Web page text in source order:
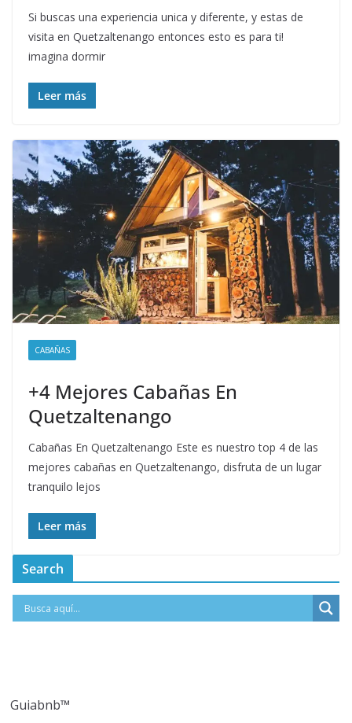
Si buscas una experiencia unica y diferente, y estas de
visita en Quetzaltenango entonces esto es para ti!
imagina dormir
Leer más
CABAÑAS
+4 Mejores Cabañas En
Quetzaltenango
Cabañas En Quetzaltenango Este es nuestro top 4 de las
mejores cabañas en Quetzaltenango, disfruta de un lugar
tranquilo lejos
Leer más
Search
Guiabnb™